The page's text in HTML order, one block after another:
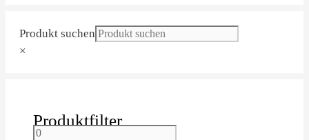
Produkt suchen
×
Produktfilter